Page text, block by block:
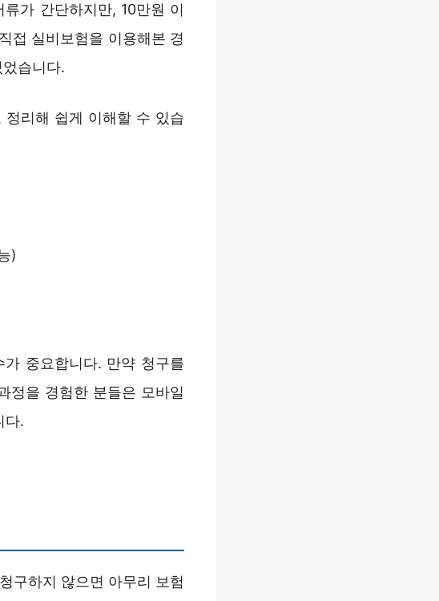
가 간단하지만, 10만원 이
접 실비보험을 이용해본 경
습니다.
리해 쉽게 이해할 수 있습
)
중요합니다. 만약 청구를
정을 경험한 분들은 모바일
다.
구하지 않으면 아무리 보험